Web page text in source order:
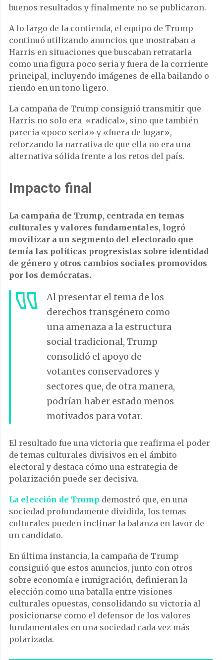
buenos resultados y finalmente no se publicaron.
A lo largo de la contienda, el equipo de Trump
continuó utilizando anuncios que mostraban a
Harris en situaciones que buscaban retratarla
como una figura poco seria y fuera de la corriente
principal, incluyendo imágenes de ella bailando o
riendo en un tono ligero.
La campaña de Trump consiguió transmitir que
Harris no solo era «radical», sino que también
parecía «poco seria» y «fuera de lugar»,
reforzando la narrativa de que ella no era una
alternativa sólida frente a los retos del país.
Impacto final
La campaña de Trump, centrada en temas
culturales y valores fundamentales, logró
movilizar a un segmento del electorado que
temía las políticas progresistas sobre identidad
de género y otros cambios sociales promovidos
por los demócratas.
Al presentar el tema de los
derechos transgénero como
una amenaza a la estructura
social tradicional, Trump
consolidó el apoyo de
votantes conservadores y
sectores que, de otra manera,
podrían haber estado menos
motivados para votar.
El resultado fue una victoria que reafirma el poder
de temas culturales divisivos en el ámbito
electoral y destaca cómo una estrategia de
polarización puede ser decisiva.
La elección de Trump demostró que, en una
sociedad profundamente dividida, los temas
culturales pueden inclinar la balanza en favor de
un candidato.
En última instancia, la campaña de Trump
consiguió que estos anuncios, junto con otros
sobre economía e inmigración, definieran la
elección como una batalla entre visiones
culturales opuestas, consolidando su victoria al
posicionarse como el defensor de los valores
fundamentales en una sociedad cada vez más
polarizada.